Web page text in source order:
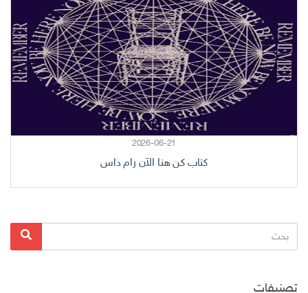
2026-06-21
كتاب كن هنا الآن رام داس
البحث
عن:
بحث
تصنيفات